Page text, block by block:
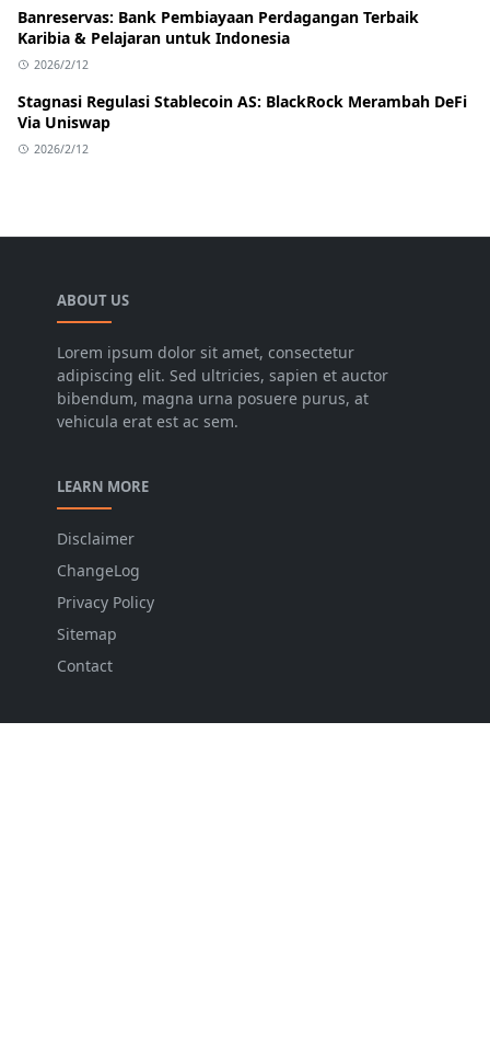
Banreservas: Bank Pembiayaan Perdagangan Terbaik
Karibia & Pelajaran untuk Indonesia
2026/2/12
Stagnasi Regulasi Stablecoin AS: BlackRock Merambah DeFi
Via Uniswap
2026/2/12
ABOUT US
Lorem ipsum dolor sit amet, consectetur
adipiscing elit. Sed ultricies, sapien et auctor
bibendum, magna urna posuere purus, at
vehicula erat est ac sem.
LEARN MORE
Disclaimer
ChangeLog
Privacy Policy
Sitemap
Contact